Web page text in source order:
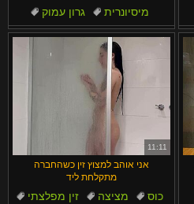
Ελληνικά
גרון עמוק
מיסיונרית
נקודת מבט
דוגי סטייל
לא אח
11:11
אני אוהב למצוץ זין כשהחברה
מתקלחת ליד
זין מפלצתי מציצה
כוס